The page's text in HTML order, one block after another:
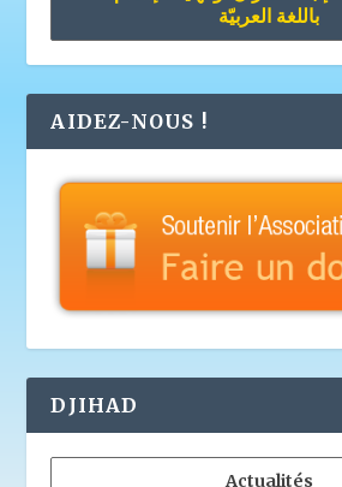
باللغة العربيّة
AIDEZ-NOUS !
DJIHAD
Actualités